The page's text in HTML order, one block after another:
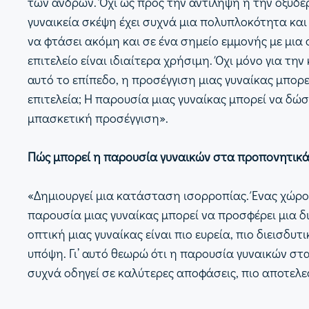
γυναικεία σκέψη έχει συχνά μια πολυπλοκότητα
να φτάσει ακόμη και σε ένα σημείο εμμονής με μια
επιτελείο είναι ιδιαίτερα χρήσιμη. Όχι μόνο
αυτό το επίπεδο, η προσέγγιση μιας γυναίκας
επιτελεία; Η παρουσία μιας γυναίκας μπορεί να
μπασκετική προσέγγιση».
Πώς μπορεί η παρουσία γυναικών στα
«Δημιουργεί μια κατάσταση ισορροπίας. Ένας
παρουσία μιας γυναίκας μπορεί να προσφέρει μια
οπτική μιας γυναίκας είναι πιο ευρεία, πιο
υπόψη. Γι’ αυτό θεωρώ ότι η παρουσία γυναικών
συχνά οδηγεί σε καλύτερες αποφάσεις, πιο